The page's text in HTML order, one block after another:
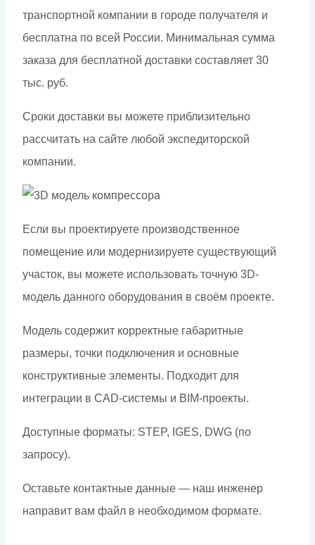
транспортной компании в городе получателя и
бесплатна по всей России. Минимальная сумма
заказа для бесплатной доставки составляет 30
тыс. руб.
Сроки доставки вы можете приблизительно
рассчитать на сайте любой экспедиторской
компании.
Если вы проектируете производственное
помещение или модернизируете существующий
участок, вы можете использовать точную 3D-
модель данного оборудования в своём проекте.
Модель содержит корректные габаритные
размеры, точки подключения и основные
конструктивные элементы. Подходит для
интеграции в CAD-системы и BIM-проекты.
Доступные форматы: STEP, IGES, DWG (по
запросу).
Оставьте контактные данные — наш инженер
направит вам файл в необходимом формате.